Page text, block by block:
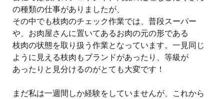
の種類の仕事がありましたが、
その中でも枝肉のチェック作業では、普段スーパー
や、お肉屋さんに置いてあるお肉の元の形である
枝肉の状態を取り扱う作業となっています。一見同じ
ように見える枝肉もブランドがあったり、等級が
あったりと見分けるのがとても大変です！
まだ私は一週間しか経験をしていませんが、これから